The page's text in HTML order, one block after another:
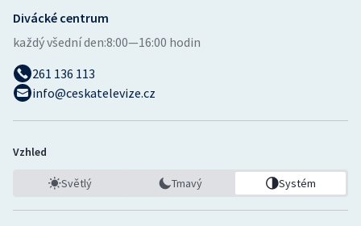
Divácké centrum
každý všední den:8:00—16:00 hodin
261 136 113
info@ceskatelevize.cz
Vzhled
Světlý Tmavý Systém